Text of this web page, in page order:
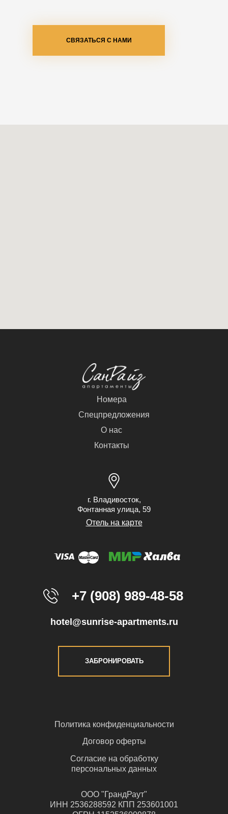
СВЯЗАТЬСЯ С НАМИ
Номера
О нас
Спецпредложения
Контакты
+7 (908) 989-48-58
г. Владивосток,
Фонтанная улица, 59
Отель на карте
ЗАБРОНИРОВАТЬ
ООО "ГрандРаут"
ИНН 2536288592 КПП 253601001
Согласие на обработку
персональных данных
Политика конфиденциальности
Договор оферты
hotel@sunrise-apartments.ru